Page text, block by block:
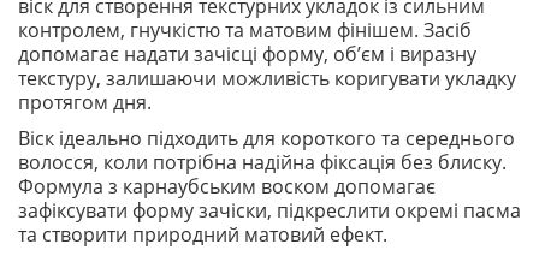
віск для створення текстурних укладок із сильним
контролем, гнучкістю та матовим фінішем. Засіб
допомагає надати зачісці форму, об’єм і виразну
текстуру, залишаючи можливість коригувати укладку
протягом дня.
Віск ідеально підходить для короткого та середнього
волосся, коли потрібна надійна фіксація без блиску.
Формула з карнаубським воском допомагає
зафіксувати форму зачіски, підкреслити окремі пасма
та створити природний матовий ефект.